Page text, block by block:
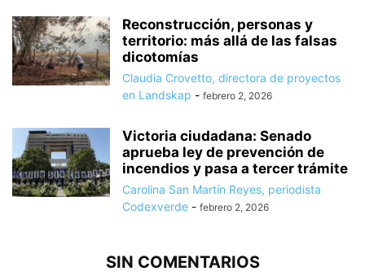
Reconstrucción, personas y
territorio: más allá de las falsas
dicotomías
Claudia Crovetto, directora de proyectos
en Landskap - febrero 2, 2026
Victoria ciudadana: Senado
aprueba ley de prevención de
incendios y pasa a tercer trámite
Carolina San Martín Reyes, periodista
Codexverde - febrero 2, 2026
SIN COMENTARIOS